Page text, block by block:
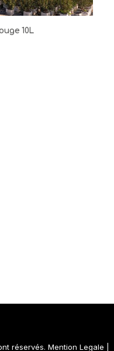
10L
réservés. Mention Legale